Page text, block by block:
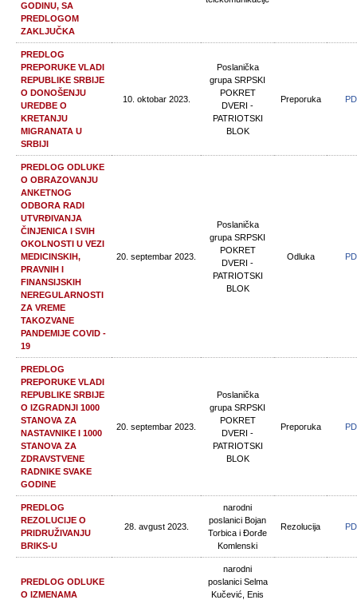
GODINU, SA
PREDLOGOM
ZAKLJUČKA
PREDLOG
PREPORUKE VLADI
REPUBLIKE SRBIJE
O DONOŠENJU
UREDBE O
KRETANJU
MIGRANATA U
SRBIJI
10. oktobar 2023.
Poslanička
grupa SRPSKI
POKRET
DVERI -
PATRIOTSKI
BLOK
Preporuka
PREDLOG ODLUKE
O OBRAZOVANJU
ANKETNOG
ODBORA RADI
UTVRĐIVANJA
ČINJENICA I SVIH
OKOLNOSTI U VEZI
MEDICINSKIH,
PRAVNIH I
FINANSIJSKIH
NEREGULARNOSTI
ZA VREME
TAKOZVANE
PANDEMIJE COVID -
19
20. septembar 2023.
Poslanička
grupa SRPSKI
POKRET
DVERI -
PATRIOTSKI
BLOK
Odluka
PREDLOG
PREPORUKE VLADI
REPUBLIKE SRBIJE
O IZGRADNJI 1000
STANOVA ZA
NASTAVNIKE I 1000
STANOVA ZA
ZDRAVSTVENE
RADNIKE SVAKE
GODINE
20. septembar 2023.
Poslanička
grupa SRPSKI
POKRET
DVERI -
PATRIOTSKI
BLOK
Preporuka
PREDLOG
REZOLUCIJE O
PRIDRUŽIVANJU
BRIKS-U
28. avgust 2023.
narodni
poslanici Bojan
Torbica i Đorđe
Komlenski
Rezolucija
PREDLOG ODLUKE
O IZMENAMA
narodni
poslanici Selma
Kučević, Enis